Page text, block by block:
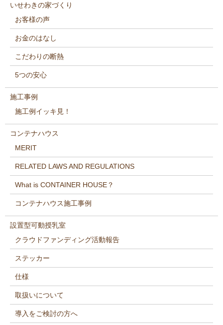
いせわきの家づくり
お客様の声
お金のはなし
こだわりの断熱
5つの安心
施工事例
施工例イッキ見！
コンテナハウス
MERIT
RELATED LAWS AND REGULATIONS
What is CONTAINER HOUSE？
コンテナハウス施工事例
設置型可動授乳室
クラウドファンディング活動報告
ステッカー
仕様
取扱いについて
導入をご検討の方へ